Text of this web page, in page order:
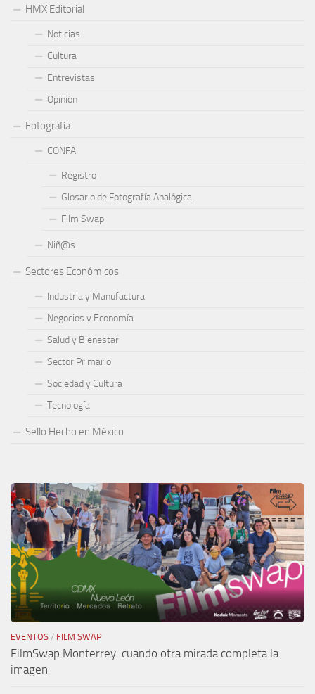
HMX Editorial
Noticias
Cultura
Entrevistas
Opinión
Fotografía
CONFA
Registro
Glosario de Fotografía Analógica
Film Swap
Niñ@s
Sectores Económicos
Industria y Manufactura
Negocios y Economía
Salud y Bienestar
Sector Primario
Sociedad y Cultura
Tecnología
Sello Hecho en México
EVENTOS / FILM SWAP
FilmSwap Monterrey: cuando otra mirada completa la
imagen